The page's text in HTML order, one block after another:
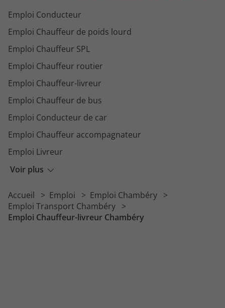
Voir plus
Emploi Conducteur
Emploi Chauffeur de poids lourd
Emploi Chauffeur SPL
Emploi Chauffeur routier
Emploi Chauffeur-livreur
Emploi Chauffeur de bus
Emploi Conducteur de car
Emploi Chauffeur accompagnateur
Emploi Livreur
Emploi Chauffeur livreur PL
Emploi Conducteur receveur
Accueil Emploi
Emploi Chambéry
Emploi Transport Chambéry
Emploi Chauffeur-livreur Chambéry